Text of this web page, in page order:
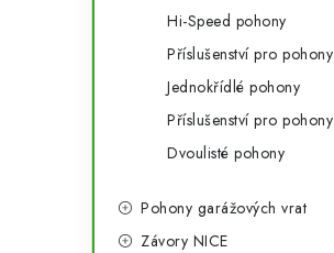
Hi-Speed pohony
Příslušenství pro pohony
Jednokřídlé pohony
Příslušenství pro pohony
Dvoulisté pohony
Pohony garážových vrat
Závory NICE